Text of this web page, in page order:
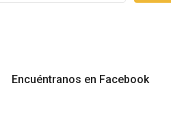
Encuéntranos en Facebook